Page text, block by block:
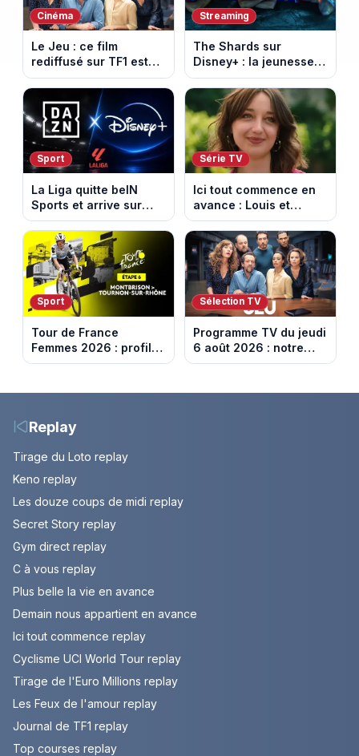
Cinéma
Le Jeu : ce film
rediffusé sur TF1 est
adapté d’un succès
italien devenu un
phénomène mondial
Streaming
The Shards sur
Disney+ : la jeunesse
dorée de Los Angeles
face à un tueur dans
les années 80
Sport
La Liga quitte beIN
Sports et arrive sur
DAZN et Disney+ en
France
Série TV
Ici tout commence en
avance : Louis et
Jasmine enfin en
couple. Episode du 7
août 2026 (spoiler)
Sport
Tour de France
Femmes 2026 : profil
et horaires de la 6e
Montbrison et
Sélection TV
Programme TV du jeudi
6 août 2026 : notre
sélection pour votre
Replay
Tirage du Loto replay
Keno replay
Les douze coups de midi replay
Secret Story replay
Gym direct replay
C à vous replay
Plus belle la vie en avance
Demain nous appartient en avance
Ici tout commence replay
Cyclisme UCI World Tour replay
Tirage de l'Euro Millions replay
Les Feux de l'amour replay
Journal de TF1 replay
Top courses replay